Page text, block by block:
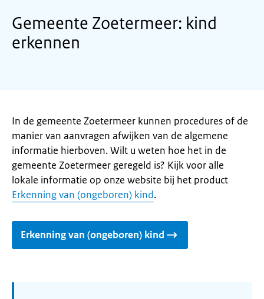
Gemeente Zoetermeer: kind
erkennen
In de gemeente Zoetermeer kunnen procedures of de
manier van aanvragen afwijken van de algemene
informatie hierboven. Wilt u weten hoe het in de
gemeente Zoetermeer geregeld is? Kijk voor alle
lokale informatie op onze website bij het product
Erkenning van (ongeboren) kind.
Erkenning van (ongeboren) kind